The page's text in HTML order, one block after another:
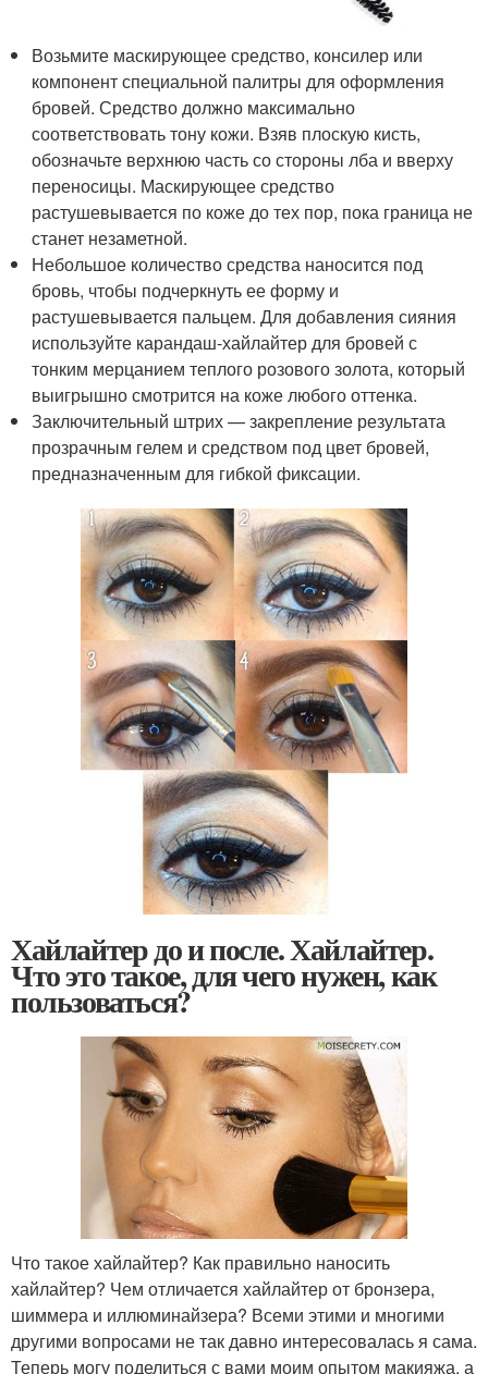
Возьмите маскирующее средство, консилер или
компонент специальной палитры для оформления
бровей. Средство должно максимально
соответствовать тону кожи. Взяв плоскую кисть,
обозначьте верхнюю часть со стороны лба и вверху
переносицы. Маскирующее средство
растушевывается по коже до тех пор, пока граница не
станет незаметной.
Небольшое количество средства наносится под
бровь, чтобы подчеркнуть ее форму и
растушевывается пальцем. Для добавления сияния
используйте карандаш-хайлайтер для бровей с
тонким мерцанием теплого розового золота, который
выигрышно смотрится на коже любого оттенка.
Заключительный штрих — закрепление результата
прозрачным гелем и средством под цвет бровей,
предназначенным для гибкой фиксации.
Хайлайтер до и после. Хайлайтер.
Что это такое, для чего нужен, как
пользоваться?
Что такое хайлайтер? Как правильно наносить
хайлайтер? Чем отличается хайлайтер от бронзера,
шиммера и иллюминайзера? Всеми этими и многими
другими вопросами не так давно интересовалась я сама.
Теперь могу поделиться с вами моим опытом макияжа, а